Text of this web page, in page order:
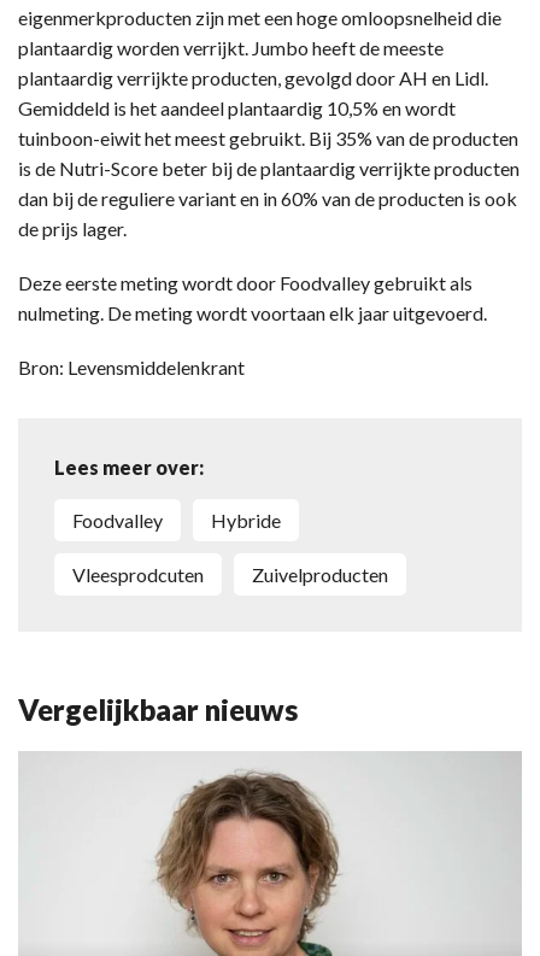
eigenmerkproducten zijn met een hoge omloopsnelheid die
plantaardig worden verrijkt. Jumbo heeft de meeste
plantaardig verrijkte producten, gevolgd door AH en Lidl.
Gemiddeld is het aandeel plantaardig 10,5% en wordt
tuinboon-eiwit het meest gebruikt. Bij 35% van de producten
is de Nutri-Score beter bij de plantaardig verrijkte producten
dan bij de reguliere variant en in 60% van de producten is ook
de prijs lager.
Deze eerste meting wordt door Foodvalley gebruikt als
nulmeting. De meting wordt voortaan elk jaar uitgevoerd.
Bron: Levensmiddelenkrant
Lees meer over:
Foodvalley hybride
vleesprodcuten zuivelproducten
Vergelijkbaar nieuws